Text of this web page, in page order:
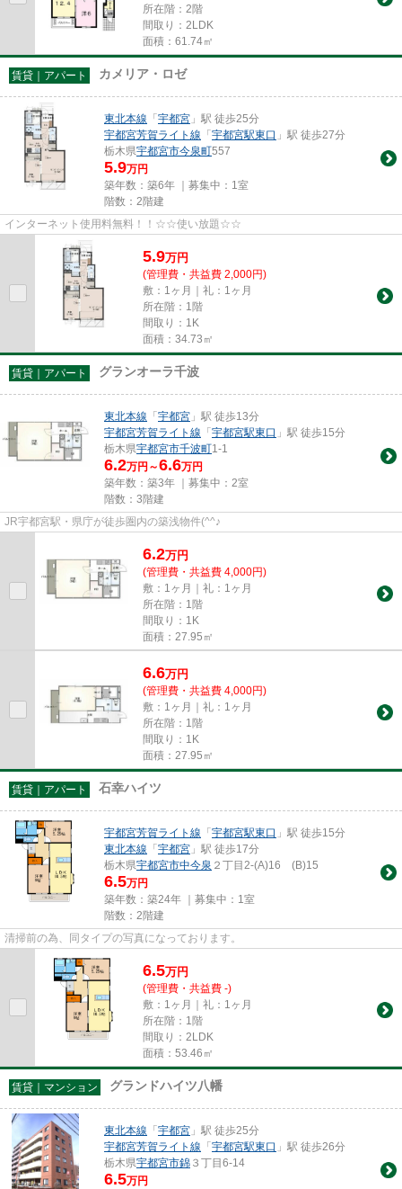
所在階：2階
間取り：2LDK
面積：61.74㎡
賃貸｜アパート カメリア・ロゼ
東北本線 「宇都宮 」駅 徒歩25分
宇都宮芳賀ライト線 「宇都宮駅東口 」駅 徒歩27分
栃木県宇都宮市今泉町557
5.9万円
築年数：築6年 ｜募集中： 1室
階数：2階建
インターネット使用料無料！！☆☆使い放題☆☆
5.9万円
(管理費・共益費 2,000円)
敷：1ヶ月｜礼：1ヶ月
所在階：1階
間取り：1K
面積：34.73㎡
賃貸｜アパート グランオーラ千波
東北本線 「宇都宮 」駅 徒歩13分
宇都宮芳賀ライト線 「宇都宮駅東口 」駅 徒歩15分
栃木県宇都宮市千波町1-1
6.2万円～6.6万円
築年数：築3年 ｜募集中： 2室
階数：3階建
JR宇都宮駅・県庁が徒歩圏内の築浅物件(^^♪
6.2万円
(管理費・共益費 4,000円)
敷：1ヶ月｜礼：1ヶ月
所在階：1階
間取り：1K
面積：27.95㎡
6.6万円
(管理費・共益費 4,000円)
敷：1ヶ月｜礼：1ヶ月
所在階：1階
間取り：1K
面積：27.95㎡
賃貸｜アパート 石幸ハイツ
宇都宮芳賀ライト線 「宇都宮駅東口 」駅 徒歩15分
東北本線 「宇都宮 」駅 徒歩17分
栃木県宇都宮市中今泉 ２丁目2-(A)16 (B)15
6.5万円
築年数：築24年 ｜募集中： 1室
階数：2階建
清掃前の為、同タイプの写真になっております。
6.5万円
(管理費・共益費 -)
敷：1ヶ月｜礼：1ヶ月
所在階：1階
間取り：2LDK
面積：53.46㎡
賃貸｜マンション グランドハイツ八幡
東北本線 「宇都宮 」駅 徒歩25分
宇都宮芳賀ライト線 「宇都宮駅東口 」駅 徒歩26分
栃木県宇都宮市錦 ３丁目6-14
6.5万円